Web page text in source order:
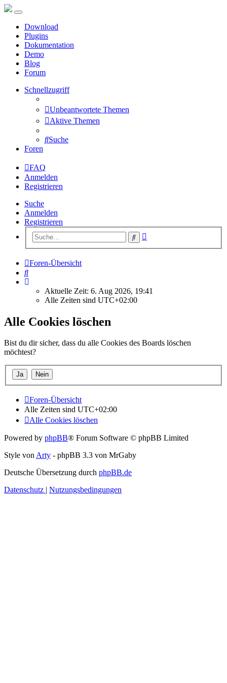
Download
Plugins
Dokumentation
Demo
Blog
Forum
Schnellzugriff
Unbeantwortete Themen
Aktive Themen
Suche
Foren
FAQ
Anmelden
Registrieren
Suche
Anmelden
Registrieren
Suche
Foren-Übersicht
Suche
Aktuelle Zeit: 6. Aug 2026, 19:41
Alle Zeiten sind UTC+02:00
Alle Cookies löschen
Bist du dir sicher, dass du alle Cookies des Boards löschen
möchtest?
Foren-Übersicht
Alle Zeiten sind UTC+02:00
Alle Cookies löschen
Powered by phpBB® Forum Software © phpBB Limited
Style von Arty - phpBB 3.3 von MrGaby
Deutsche Übersetzung durch phpBB.de
Datenschutz | Nutzungsbedingungen